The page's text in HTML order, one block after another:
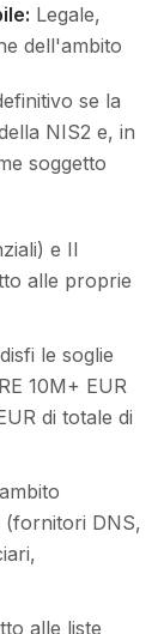
Legale,
dell'ambito
se la
NIS2 e, in
soggetto
e II
alle proprie
le soglie
10M+ EUR
di totale di
(fornitori DNS,
alle liste